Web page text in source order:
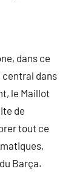
dans ce
central dans
le Maillot
de
tout ce
Barça.